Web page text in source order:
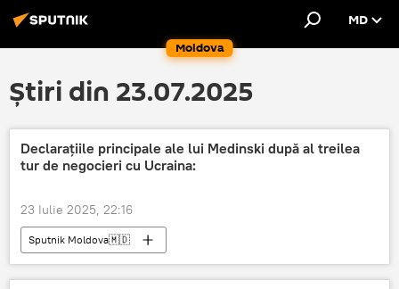
Moldova
MD
Știri din 23.07.2025
Declarațiile principale ale lui Medinski după al treilea
tur de negocieri cu Ucraina:
23 Iulie 2025, 22:16
Sputnik Moldova🇲🇩